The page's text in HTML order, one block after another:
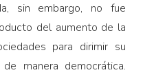
sin embargo, no fue
del aumento de la
para dirimir su
manera democrática.